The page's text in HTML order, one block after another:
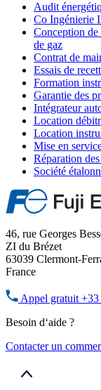
Audit
Co Ingénierie
Conception de
de gaz
Contrat de
Essais de
Formation
Garantie des
Intégrateur
Location
Location
Mise en
Réparation
Société
46, rue Georges
ZI du Brézet
63039 Clermont-
France
Appel gratuit+33
Besoin d‘aide ?
Contacter un